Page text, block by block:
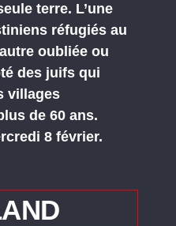
terre. L’une
réfugiés au
oubliée ou
des juifs qui
villages
de 60 ans.
8 février.